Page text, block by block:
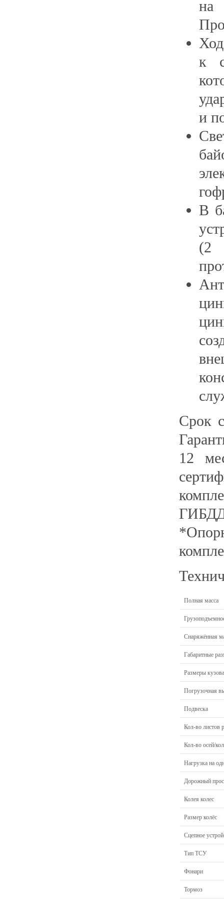
на
к
и
В
(2
Срок
12
Полная масса
Снаряжённая
Габаритные
Размеры кузова
Погрузочная
Подвеска
Кол-во листов
Кол-во осей/
Нагрузка на
Дорожный
Колея колес
Размер колёс
Сцепное
Тип ТСУ
Фонари
Тормоз